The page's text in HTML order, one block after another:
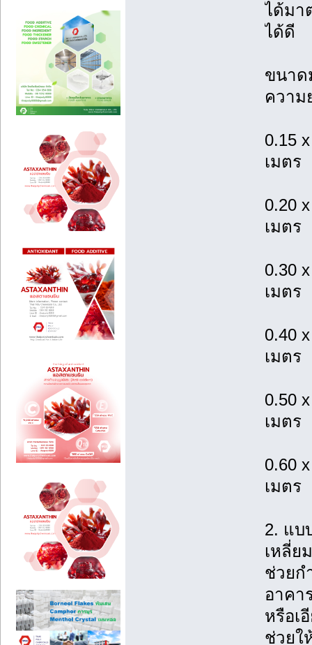
ได้มา
ได้ดี
ขนาด
ความ
0.15
เมตร
0.20
เมตร
0.30
เมตร
0.40
เมตร
0.50
เมตร
0.60
เมตร
2. แบ
เหลี่ย
ช่วยก
อาคา
หรือเ
ช่วยใ